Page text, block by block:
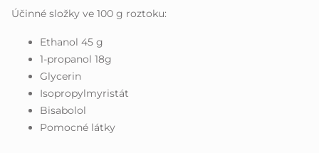
Účinné složky ve 100 g roztoku:
Ethanol 45 g
1-propanol 18g
Glycerin
Isopropylmyristát
Bisabolol
Pomocné látky